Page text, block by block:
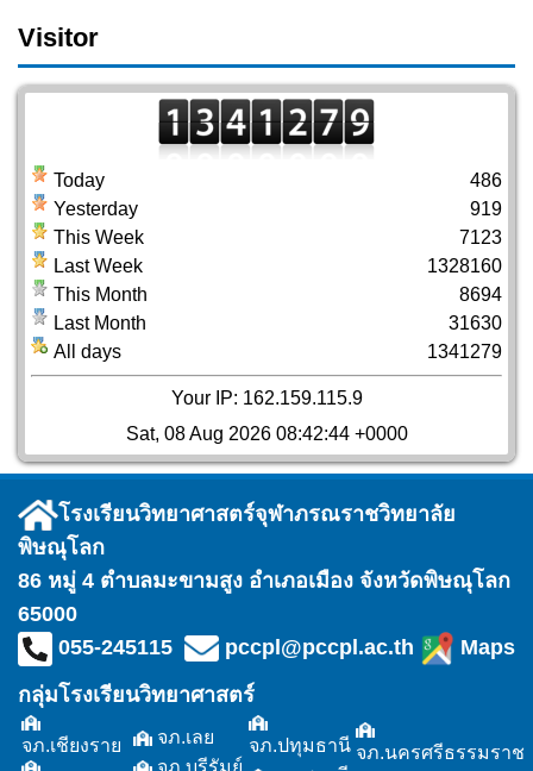
Visitor
Today
Yesterday
This Week
Last Week
This Month
Last Month
All days
486
919
7123
1328160
8694
31630
1341279
Your IP: 162.159.115.9
Sat, 08 Aug 2026 08:42:44 +0000
โรงเรียนวิทยาศาสตร์จุฬาภรณราชวิทยาลัย
พิษณุโลก
86 หมู่ 4 ตำบลมะขามสูง อำเภอเมือง จังหวัดพิษณุโลก
65000
055-245115
pccpl@pccpl.ac.th
Maps
กลุ่มโรงเรียนวิทยาศาสตร์
จภ.เชียงราย
จภ.เลย
จภ.บุรีรัมย์
จภ.ปทุมธานี จภ.นครศรีธรรมราช